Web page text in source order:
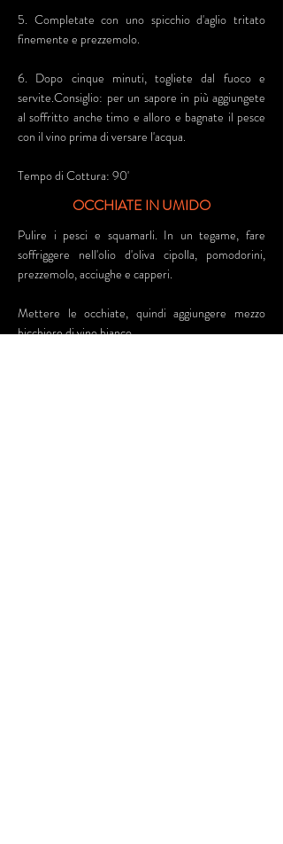
5. Completate con uno spicchio d'aglio tritato
finemente e prezzemolo.
6. Dopo cinque minuti, togliete dal fuoco e
servite.Consiglio: per un sapore in più aggiungete
al soffritto anche timo e alloro e bagnate il pesce
con il vino prima di versare l'acqua.
Tempo di Cottura: 90'
OCCHIATE IN UMIDO
Pulire i pesci e squamarli. In un tegame, fare
soffriggere nell'olio d'oliva cipolla, pomodorini,
prezzemolo, acciughe e capperi.
Mettere le occhiate, quindi aggiungere mezzo
bicchiere di vino bianco.